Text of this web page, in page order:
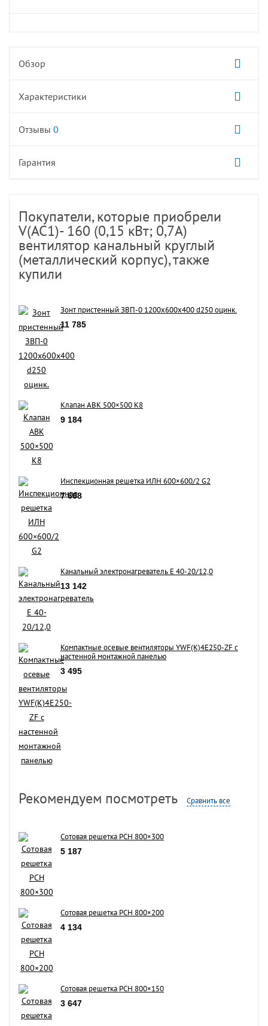
Обзор
Характеристики
Отзывы 0
Гарантия
Покупатели, которые приобрели
V(AC1)- 160 (0,15 кВт; 0,7А)
вентилятор канальный круглый
(металлический корпус), также
купили
Зонт пристенный ЗВП-0 1200х600х400 d250 оцинк.
11 785
Клапан АВК 500×500 К8
9 184
Инспекционная решетка ИЛН 600×600/2 G2
7 668
Канальный электронагреватель E 40-20/12,0
13 142
Компактные осевые вентиляторы YWF(K)4E250-ZF с
настенной монтажной панелью
3 495
Рекомендуем посмотреть Сравнить все
Сотовая решетка РСН 800×300
5 187
Сотовая решетка РСН 800×200
4 134
Сотовая решетка РСН 800×150
3 647